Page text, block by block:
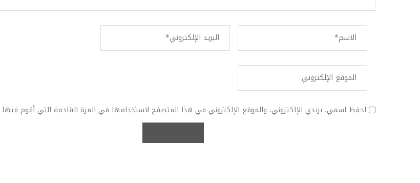
احفظ اسمي، بريدي الإلكتروني، والموقع الإلكتروني في هذا المتصفح لاستخدامها في المرة القادمة التي أقوم فيها